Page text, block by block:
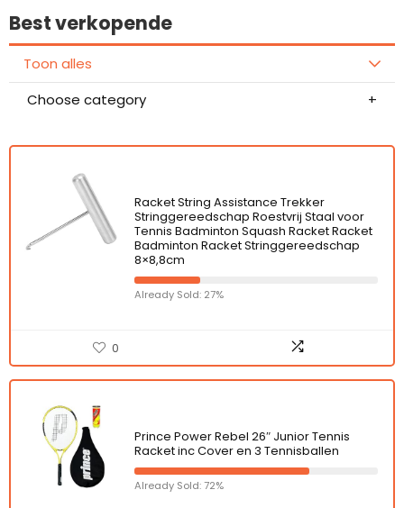
Best verkopende
Toon alles
Choose category
Racket String Assistance Trekker
Stringgereedschap Roestvrij Staal voor
Tennis Badminton Squash Racket Racket
Badminton Racket Stringgereedschap
8×8,8cm
Already Sold: 27%
0
Prince Power Rebel 26″ Junior Tennis
Racket inc Cover en 3 Tennisballen
Already Sold: 72%